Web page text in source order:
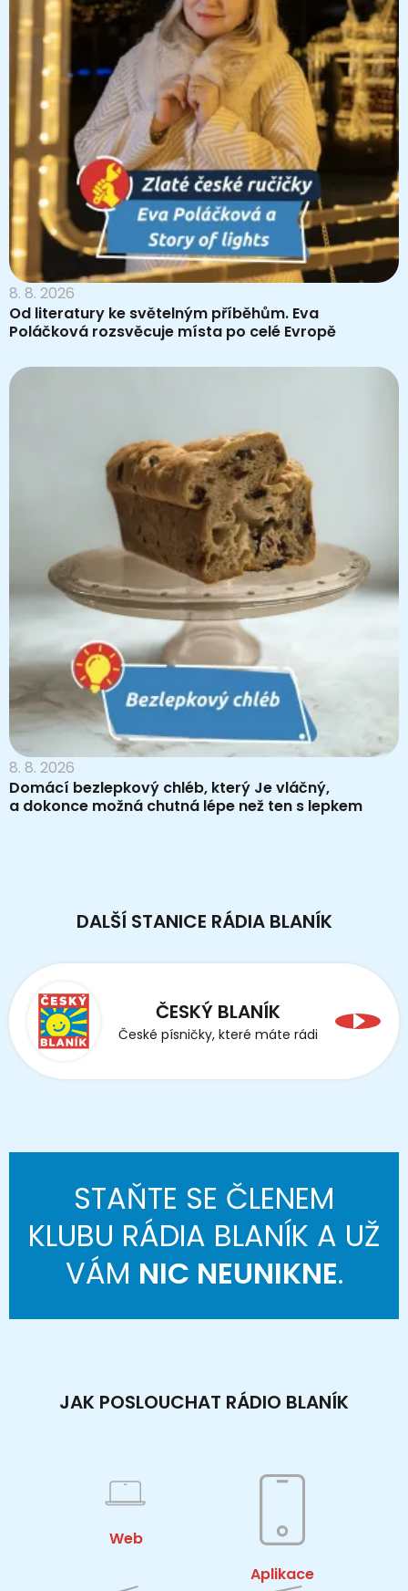
8. 8. 2026
Od literatury ke světelným příběhům. Eva
Poláčková rozsvěcuje místa po celé Evropě
8. 8. 2026
Domácí bezlepkový chléb, který Je vláčný,
a dokonce možná chutná lépe než ten s lepkem
DALŠÍ STANICE RÁDIA BLANÍK
ČESKÝ BLANÍK
České písničky, které máte rádi
STAŇTE SE ČLENEM
KLUBU RÁDIA BLANÍK A UŽ
VÁM NIC NEUNIKNE.
JAK POSLOUCHAT RÁDIO BLANÍK
Web
Aplikace